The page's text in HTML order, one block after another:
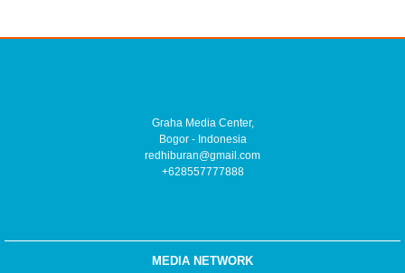
Graha Media Center,
Bogor - Indonesia
redhiburan@gmail.com
+628557777888
MEDIA NETWORK